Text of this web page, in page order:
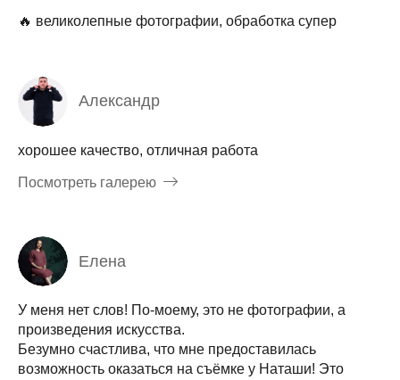
🔥 великолепные фотографии, обработка супер
Александр
хорошее качество, отличная работа
Посмотреть галерею
Елена
У меня нет слов! По-моему, это не фотографии, а
произведения искусства.
Безумно счастлива, что мне предоставилась
возможность оказаться на съёмке у Наташи! Это